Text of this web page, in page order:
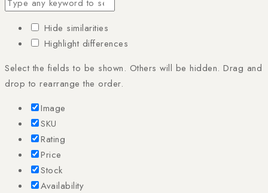
Hide similarities
Highlight differences
Select the fields to be shown. Others will be hidden. Drag and
drop to rearrange the order.
Image
SKU
Rating
Price
Stock
Availability